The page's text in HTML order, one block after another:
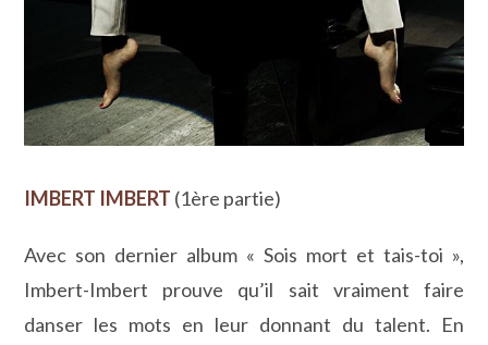
IMBERT IMBERT (1ère partie)
Avec son dernier album « Sois mort et tais-toi »,
Imbert-Imbert prouve qu’il sait vraiment faire
danser les mots en leur donnant du talent. En